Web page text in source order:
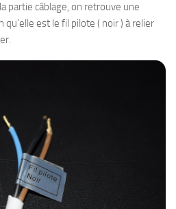
partie câblage, on retrouve une
est le fil pilote ( noir ) à relier